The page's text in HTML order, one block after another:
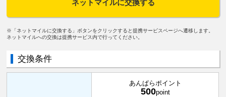
ネットマイルに交換する
※「ネットマイルに交換する」ボタンをクリックすると提携サービスページへ遷移します。
ネットマイルへの交換は提携サービス内で行ってください。
交換条件
あんぱらポイント
500point